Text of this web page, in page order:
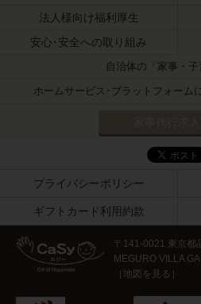
法人様向け福利厚生
安心･安全への取り組み
自治体の「家事・子
ホームサービス･プラットフォーム
プライバシーポリシー
ギフトカード利用約款
〒141-0021 東京都
MEGURO VILLA
［地図を見る ］